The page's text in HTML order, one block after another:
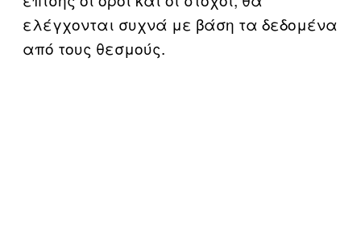
ελέγχονται συχνά με βάση τα δεδομένα
από τους θεσμούς.